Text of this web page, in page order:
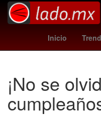
Inicio
¡No se